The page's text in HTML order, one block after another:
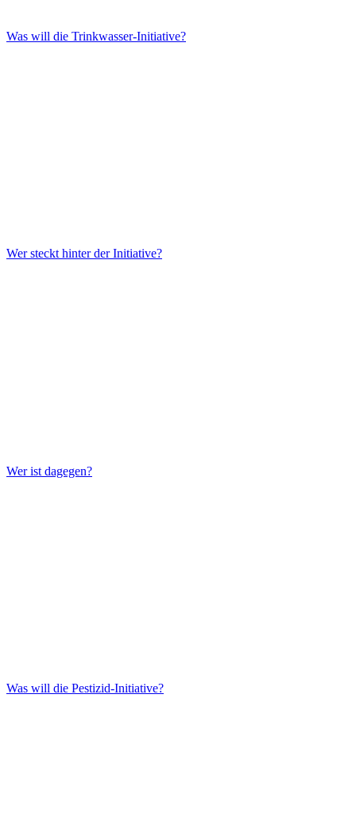
Was will die Trinkwasser-Initiative?
Wer steckt hinter der Initiative?
Wer ist dagegen?
Was will die Pestizid-Initiative?